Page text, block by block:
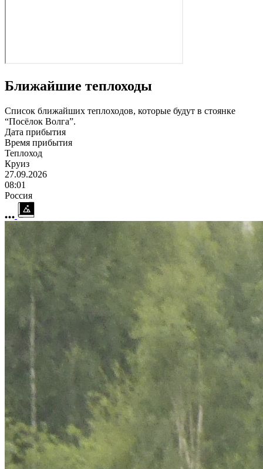
Ближайшие теплоходы
Список ближайших теплоходов, которые будут в стоянке
“Посёлок Волга”.
Дата прибытия
Время прибытия
Теплоход
Круиз
27.09.2026
08:01
Россия